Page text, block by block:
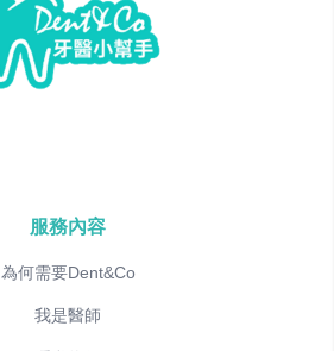
服務內容
為何需要Dent&Co
我是醫師